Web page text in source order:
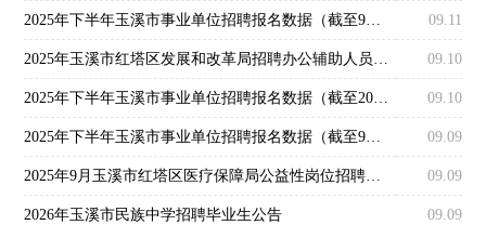
2025年下半年玉溪市事业单位招聘报名数据（截至9月11日9:00） 09.11
2025年玉溪市红塔区发展和改革局招聘办公辅助人员公告 09.10
2025年下半年玉溪市事业单位招聘报名数据（截至2025年9月10日9:00） 09.10
2025年下半年玉溪市事业单位招聘报名数据（截至9月9日9:00） 09.09
2025年9月玉溪市红塔区医疗保障局公益性岗位招聘公告 09.09
2026年玉溪市民族中学招聘毕业生公告 09.09